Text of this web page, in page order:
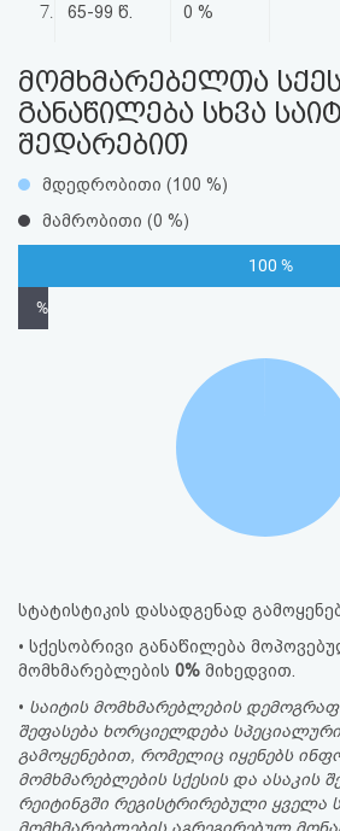
პასუხისმგებლობის
უარყოფა
7. 65-99 წ. 0 %
მომხმარებელთა
განაწილება სხვა
შედარებით
მდედრობითი (100 %)
მამრობითი (0 %)
100 %
%
სტატისტიკის დასადგენად
• სქესობრივი განაწილება
მომხმარებლების 0% მიხედვით.
• საიტის მომხმარებლების
შეფასება ხორციელდება
გამოყენებით, რომელიც იყენებს
მომხმარებლების სქესის და ასაკის
რეიტინგში რეგისტრირებული ყველა